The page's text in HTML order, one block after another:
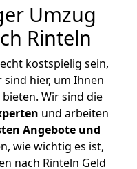
Umzug
Rinteln
kostspielig sein,
hier, um Ihnen
bieten. Wir sind die
und arbeiten
Angebote und
wie wichtig es ist,
nach Rinteln Geld